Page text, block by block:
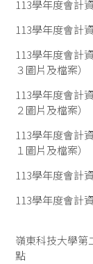
113學年度會計
113學年度會計
113學年度會計
３圖片及檔案）
113學年度會計
２圖片及檔案）
113學年度會計
１圖片及檔案）
113學年度會計
113學年度會計
嶺東科技大學第
點